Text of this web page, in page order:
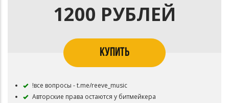
1200 РУБЛЕЙ
КУПИТЬ
!все вопросы - t.me/reeve_music
Авторские права остаются у битмейкера